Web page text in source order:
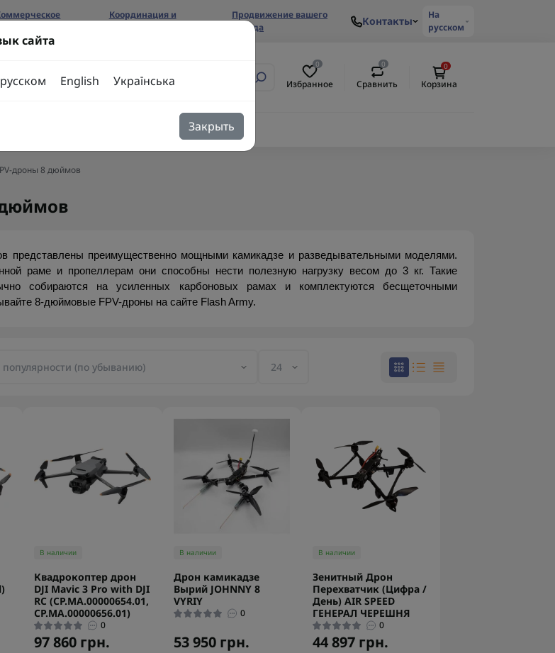
Координация и
Продвижение вашего
бренда
Контакты
На
русском
0
Избранное
0
Сравнить
0
Корзина
дроны 8 дюймов
сайта
English Українська
Закрыть
представлены преимущественно мощными камикадзе и разведывательными моделями.
раме и пропеллерам они способны нести полезную нагрузку весом до 3 кг. Такие
собираются на усиленных карбоновых рамах и комплектуются бесщеточными
8-дюймовые FPV-дроны на сайте Flash Army.
В наличии
Квадрокоптер дрон
DJI Mavic 3 Pro with DJI
RC (CP.MA.00000654.01,
CP.MA.00000656.01)
0
97 860 грн.
В наличии
Дрон камикадзе
Вырий JOHNNY 8
VYRIY
0
53 950 грн.
В наличии
Зенитный Дрон
Перехватчик (Цифра /
День) AIR SPEED
ГЕНЕРАЛ ЧЕРЕШНЯ
0
44 897 грн.